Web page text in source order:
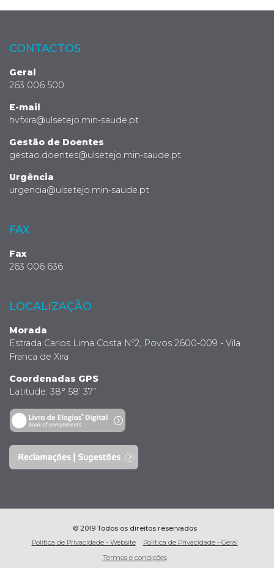
CONTACTOS
Geral
263 006 500
E-mail
hvfxira@ulsetejo.min-saude.pt
Gestão de Doentes
gestao.doentes@ulsetejo.min-saude.pt
Urgência
urgencia@ulsetejo.min-saude.pt
FAX
Fax
263 006 636
LOCALIZAÇÃO
Morada
Estrada Carlos Lima Costa Nº2, Povos 2600-009 - Vila
Franca de Xira
Coordenadas GPS
Latitude: 38° 58’ 37’’
© 2019 Todos os direitos reservados
Política de Privacidade - Website
Política de Privacidade - Geral
Termos e condições